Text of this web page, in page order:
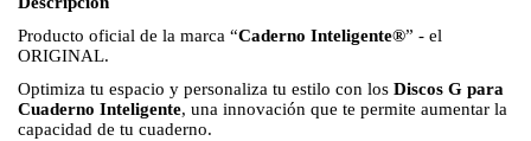
Producto oficial de la marca “Caderno Inteligente®” - el
ORIGINAL.
Optimiza tu espacio y personaliza tu estilo con los Discos G para
Cuaderno Inteligente, una innovación que te permite aumentar la
capacidad de tu cuaderno.